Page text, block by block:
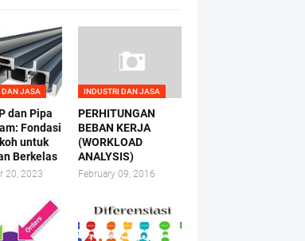
DAN JASA
dan Pipa
Fondasi
untuk
Berkelas
20, 2023
INDUSTRI DAN JASA
PERHITUNGAN
BEBAN KERJA
(WORKLOAD
ANALYSIS)
February 09, 2016